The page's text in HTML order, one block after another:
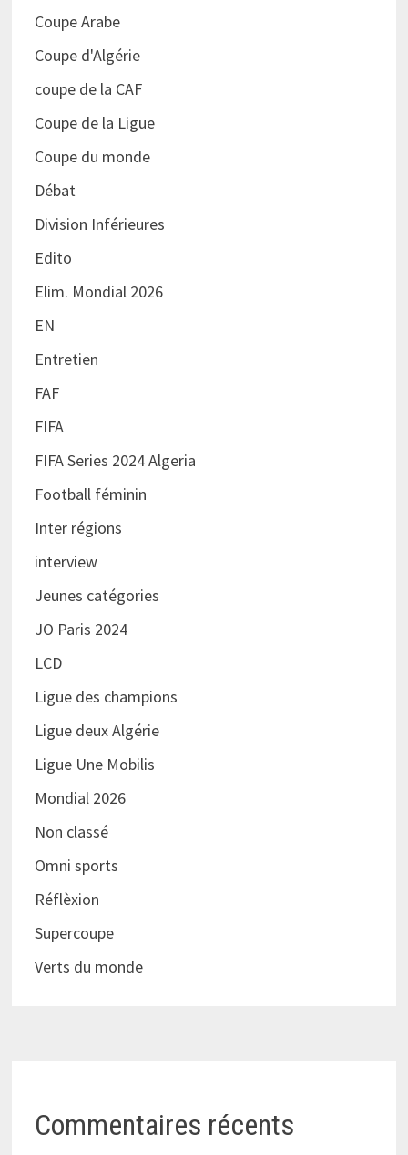
Coupe Arabe
Coupe d'Algérie
coupe de la CAF
Coupe de la Ligue
Coupe du monde
Débat
Division Inférieures
Edito
Elim. Mondial 2026
EN
Entretien
FAF
FIFA
FIFA Series 2024 Algeria
Football féminin
Inter régions
interview
Jeunes catégories
JO Paris 2024
LCD
Ligue des champions
Ligue deux Algérie
Ligue Une Mobilis
Mondial 2026
Non classé
Omni sports
Réflèxion
Supercoupe
Verts du monde
Commentaires récents